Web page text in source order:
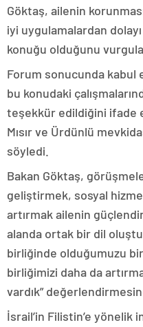
Göktaş, ailenin
iyi uygulamalardan
konuğu olduğunu
Forum sonucunda kabul
bu konudaki
teşekkür edildiğini ifade
Mısır ve Ürdünlü
söyledi.
Bakan Göktaş,
geliştirmek, sosyal
artırmak ailenin
alanda ortak bir dil
birliğinde olduğumuzu
birliğimizi daha da
vardık”
İsrail’in Filistin’e yönelik